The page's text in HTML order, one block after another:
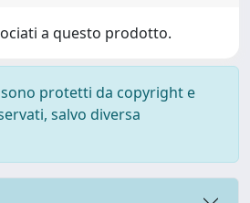
a questo prodotto.
protetti da copyright e
salvo diversa